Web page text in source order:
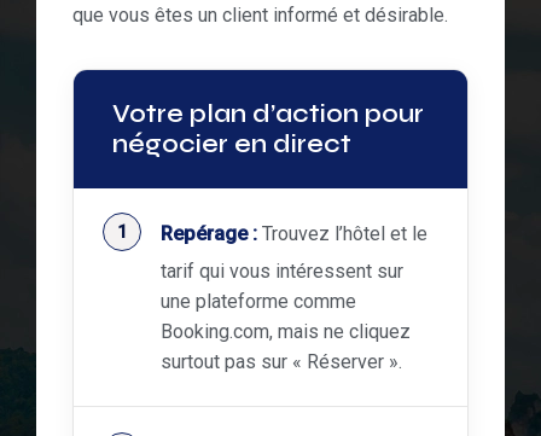
que vous êtes un client informé et désirable.
Votre plan d’action pour
négocier en direct
Repérage : Trouvez l’hôtel et le
tarif qui vous intéressent sur
une plateforme comme
Booking.com, mais ne cliquez
surtout pas sur « Réserver ».